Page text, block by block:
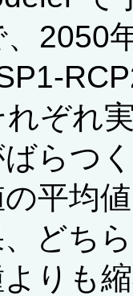
2050
ぞれ
らつ
平均
どち
りも